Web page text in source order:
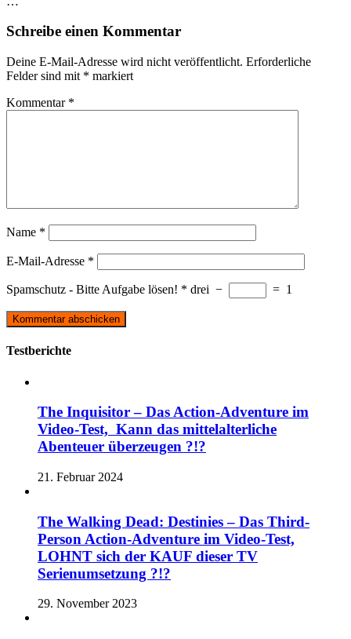
Schreibe einen Kommentar
Deine E-Mail-Adresse wird nicht veröffentlicht. Erforderliche
Felder sind mit * markiert
Kommentar *
Name *
E-Mail-Adresse *
Spamschutz - Bitte Aufgabe lösen! * drei − = 1
Testberichte
The Inquisitor – Das Action-Adventure im
Video-Test, Kann das mittelalterliche
Abenteuer überzeugen ?!?
21. Februar 2024
The Walking Dead: Destinies – Das Third-
Person Action-Adventure im Video-Test,
LOHNT sich der KAUF dieser TV
Serienumsetzung ?!?
29. November 2023